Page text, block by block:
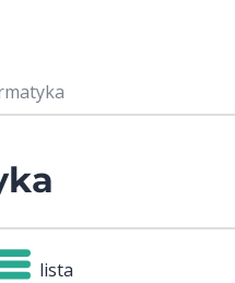
lista